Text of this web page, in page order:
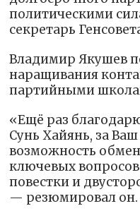
политическими
секретарь
Владимир Якушев
наращивания
партийными
«Ещё раз
Сунь Хайянь, за
возможность
ключевых
повестки и
— резюмировал он.